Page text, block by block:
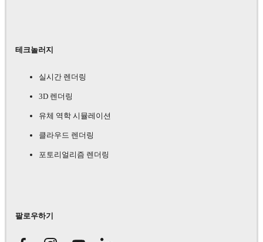
테크놀러지
실시간 렌더링
3D 렌더링
유체 역학 시뮬레이션
클라우드 렌더링
포토리얼리즘 렌더링
팔로우하기